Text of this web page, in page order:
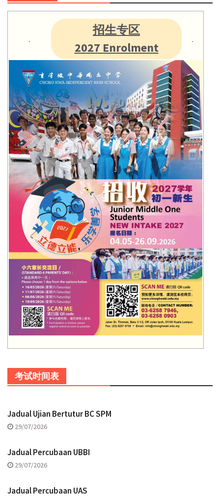
招生专区
2027 Enrolment
考试时间表
Jadual Ujian Bertutur BC SPM
29/07/2026
Jadual Percubaan UBBI
29/07/2026
Jadual Percubaan UAS